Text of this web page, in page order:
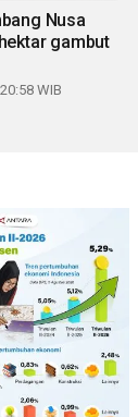
Nusa
gambut
WIB